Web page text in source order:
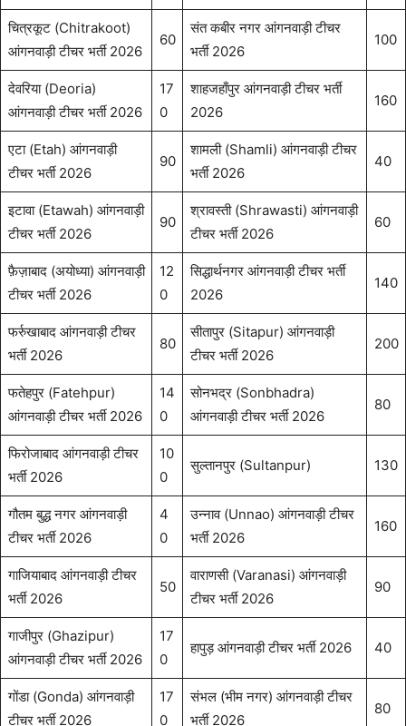
चित्रकूट (Chitrakoot)
आंगनवाड़ी टीचर भर्ती 2026
60
संत कबीर नगर आंगनवाड़ी टीचर
भर्ती 2026
100
देवरिया (Deoria)
आंगनवाड़ी टीचर भर्ती 2026
17
0
शाहजहाँपुर आंगनवाड़ी टीचर भर्ती
2026
160
एटा (Etah) आंगनवाड़ी
टीचर भर्ती 2026
90
शामली (Shamli) आंगनवाड़ी टीचर
भर्ती 2026
40
इटावा (Etawah) आंगनवाड़ी
टीचर भर्ती 2026
90
श्रावस्ती (Shrawasti) आंगनवाड़ी
टीचर भर्ती 2026
60
फ़ैज़ाबाद (अयोध्या) आंगनवाड़ी
टीचर भर्ती 2026
12
0
सिद्धार्थनगर आंगनवाड़ी टीचर भर्ती
2026
140
फर्रुखाबाद आंगनवाड़ी टीचर
भर्ती 2026
80
सीतापुर (Sitapur) आंगनवाड़ी
टीचर भर्ती 2026
200
फतेहपुर (Fatehpur)
आंगनवाड़ी टीचर भर्ती 2026
14
0
सोनभद्र (Sonbhadra)
आंगनवाड़ी टीचर भर्ती 2026
80
फिरोजाबाद आंगनवाड़ी टीचर
भर्ती 2026
10
0
सुल्तानपुर (Sultanpur) 130
गौतम बुद्ध नगर आंगनवाड़ी
टीचर भर्ती 2026
4
0
उन्नाव (Unnao) आंगनवाड़ी टीचर
भर्ती 2026
160
गाजियाबाद आंगनवाड़ी टीचर
भर्ती 2026
50
वाराणसी (Varanasi) आंगनवाड़ी
टीचर भर्ती 2026
90
गाजीपुर (Ghazipur)
आंगनवाड़ी टीचर भर्ती 2026
17
0
हापुड़ आंगनवाड़ी टीचर भर्ती 2026 40
गोंडा (Gonda) आंगनवाड़ी
टीचर भर्ती 2026
17
0
संभल (भीम नगर) आंगनवाड़ी टीचर
भर्ती 2026
80